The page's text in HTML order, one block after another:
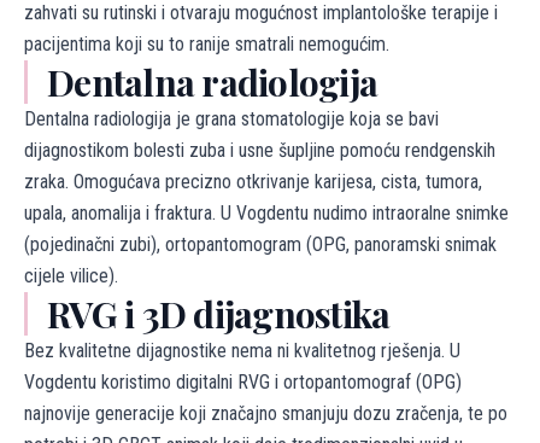
zahvati su rutinski i otvaraju mogućnost implantološke terapije i
pacijentima koji su to ranije smatrali nemogućim.
Dentalna radiologija
Dentalna radiologija je grana stomatologije koja se bavi
dijagnostikom bolesti zuba i usne šupljine pomoću rendgenskih
zraka. Omogućava precizno otkrivanje karijesa, cista, tumora,
upala, anomalija i fraktura. U Vogdentu nudimo intraoralne snimke
(pojedinačni zubi), ortopantomogram (OPG, panoramski snimak
cijele vilice).
RVG i 3D dijagnostika
Bez kvalitetne dijagnostike nema ni kvalitetnog rješenja. U
Vogdentu koristimo digitalni RVG i ortopantomograf (OPG)
najnovije generacije koji značajno smanjuju dozu zračenja, te po